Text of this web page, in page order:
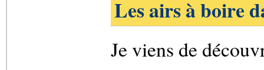
Les airs à boire
Je viens de